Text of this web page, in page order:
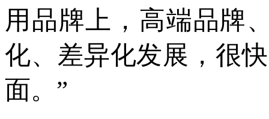
用品牌上，高端品牌
化、差异化发展，很
面。”